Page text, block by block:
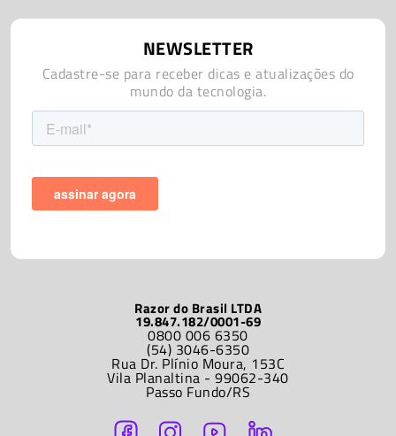
Razor do Brasil LTDA
19.847.182/0001-69
0800 006 6350
(54) 3046-6350
Rua Dr. Plínio Moura, 153C
Vila Planaltina - 99062-340
Passo Fundo/RS
NEWSLETTER
Cadastre-se para receber dicas e atualizações do
mundo da tecnologia.